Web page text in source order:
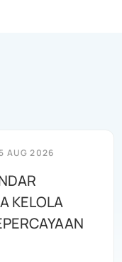
AUG 2026
KELOLA